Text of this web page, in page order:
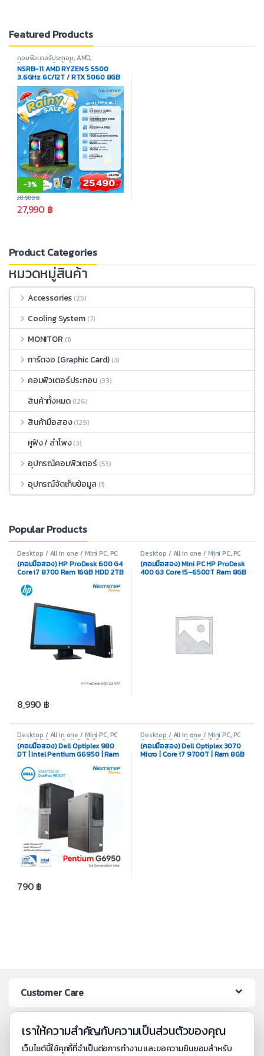
Featured Products
คอมพิวเตอร์ประกอบ,AMD,
Promotion,สินค้าทั้งหมด
NSRB-11 AMD RYZEN 5 5500
3.6GHz 6C/12T / RTX 5060 8GB
/ 16GB DDR4 3200MHz / M.2
512GB
-3%
27,990 ฿
28,900฿
Product Categories
หมวดหมู่สินค้า
Accessories (25)
Cooling System (7)
MONITOR (1)
การ์ดจอ (Graphic Card) (3)
คอมพิวเตอร์ประกอบ (33)
สินค้าทั้งหมด (126)
สินค้ามือสอง(129)
หูฟัง / ลำโพง(3)
อุปกรณ์คอมพิวเตอร์ (53)
อุปกรณ์จัดเก็บข้อมูล (1)
Popular Products
Desktop / All in one / Mini PC,PC
Set,PC Set HP,สินค้ามือสอง
(คอมมือสอง) HP ProDesk 600 G4
Core i7 8700 Ram 16GB HDD 2TB
8,990 ฿
Desktop / All in one / Mini PC,PC
Case,PC Case HP,สินค้ามือสอง
(คอมมือสอง) Mini PC HP ProDesk
400 G3 Core i5-6500T Ram 8GB
Desktop / All in one / Mini PC,PC
Case,PC Case Dell,สินค้ามือสอง
(คอมมือสอง) Dell Optiplex 980
DT | Intel Pentium G6950 | Ram
790 ฿
Desktop / All in one / Mini PC,PC
Case,PC Case Dell,สินค้ามือสอง
(คอมมือสอง) Dell Optiplex 3070
Micro | Core i7 9700T | Ram 8GB
Customer Care
Tracking Order
เราให้ความสำคัญกับความเป็นส่วนตัวของคุณ
เว็บไซต์นี้ใช้คุกกี้ที่จำเป็นต่อการทำงาน และขอความยินยอมสำหรับ